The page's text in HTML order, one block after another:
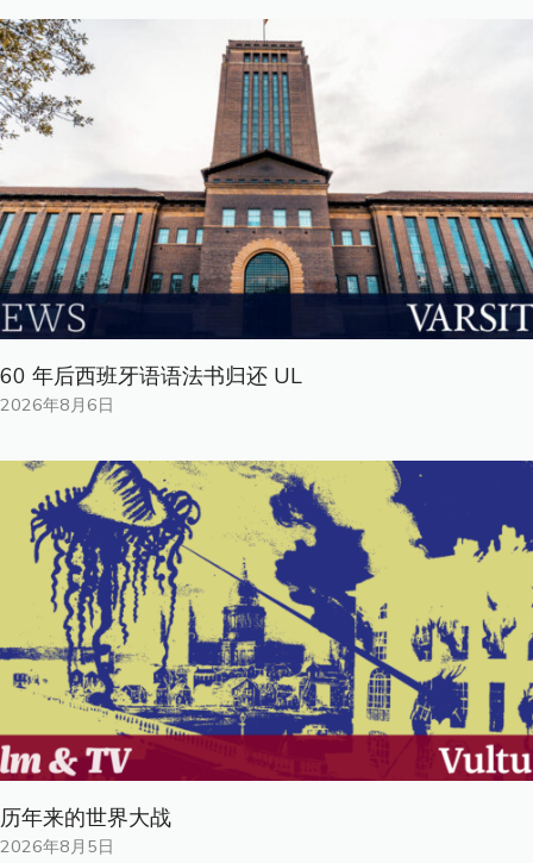
60 年后西班牙语语法书归还 UL
2026年8月6日
历年来的世界大战
2026年8月5日